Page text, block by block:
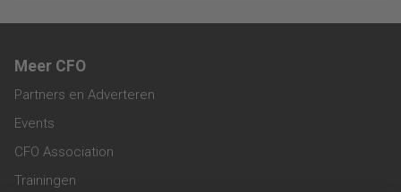
Meer CFO
Partners en Adverteren
Events
CFO Association
Trainingen